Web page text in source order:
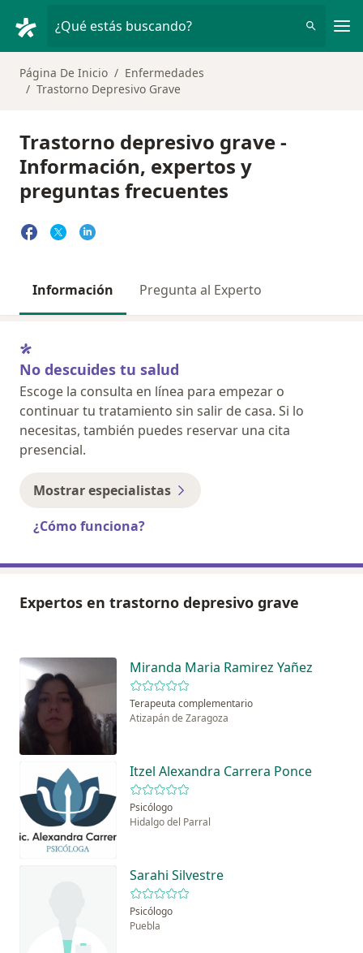
¿Qué estás buscando?
Página De Inicio
Enfermedades
Trastorno Depresivo Grave
Trastorno depresivo grave -
Información, expertos y
preguntas frecuentes
Información Pregunta al Experto
No descuides tu salud
Escoge la consulta en línea para empezar o
continuar tu tratamiento sin salir de casa. Si lo
necesitas, también puedes reservar una cita
presencial.
Mostrar especialistas
¿Cómo funciona?
Expertos en trastorno depresivo grave
Miranda Maria Ramirez Yañez
Terapeuta complementario
Atizapán de Zaragoza
Itzel Alexandra Carrera Ponce
Psicólogo
Hidalgo del Parral
Sarahi Silvestre
Psicólogo
Puebla